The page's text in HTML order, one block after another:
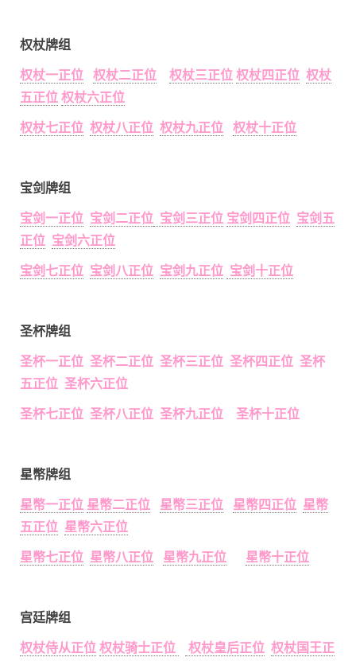
权杖牌组
权杖一正位
权杖二正位 权杖三正位 权杖四正位 权杖
五正位 权杖六正位
权杖七正位 权杖八正位 权杖九正位 权杖十正位
宝剑牌组
宝剑一正位 宝剑二正位 宝剑三正位 宝剑四正位 宝剑五
正位 宝剑六正位
宝剑七正位 宝剑八正位 宝剑九正位 宝剑十正位
圣杯牌组
圣杯一正位 圣杯二正位 圣杯三正位 圣杯四正位 圣杯
五正位 圣杯六正位
圣杯七正位 圣杯八正位 圣杯九正位 圣杯十正位
星幣牌组
星幣一正位 星幣二正位 星幣三正位 星幣四正位 星幣
五正位 星幣六正位
星幣七正位 星幣八正位 星幣九正位 星幣十正位
宫廷牌组
权杖侍从正位 权杖骑士正位 权杖皇后正位 权杖国王正